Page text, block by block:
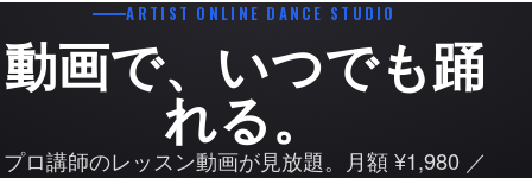
ARTIST ONLINE DANCE STUDIO
動画で、いつでも踊
れる。
プロ講師のレッスン動画が見放題。月額 ¥1,980 ／